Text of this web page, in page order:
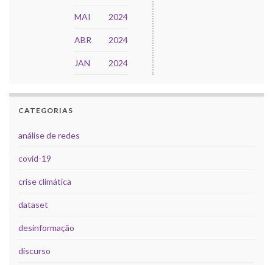
MAI 2024
ABR 2024
JAN 2024
CATEGORIAS
análise de redes
covid-19
crise climática
dataset
desinformação
discurso